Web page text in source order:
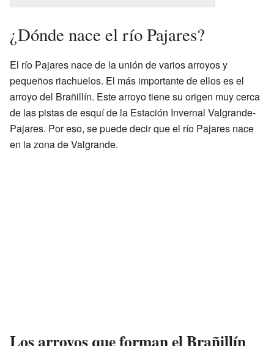
¿Dónde nace el río Pajares?
El río Pajares nace de la unión de varios arroyos y
pequeños riachuelos. El más importante de ellos es el
arroyo del Brañillín. Este arroyo tiene su origen muy cerca
de las pistas de esquí de la Estación Invernal Valgrande-
Pajares. Por eso, se puede decir que el río Pajares nace
en la zona de Valgrande.
Los arroyos que forman el Brañillín